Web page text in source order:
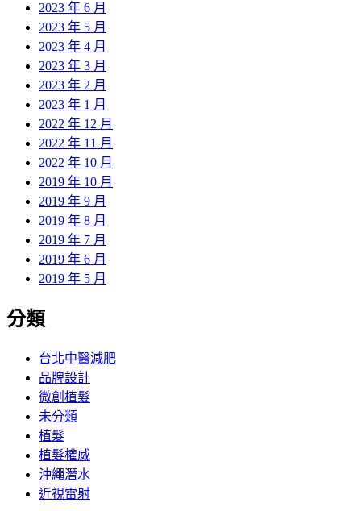
2023 年 6 月
2023 年 5 月
2023 年 4 月
2023 年 3 月
2023 年 2 月
2023 年 1 月
2022 年 12 月
2022 年 11 月
2022 年 10 月
2019 年 10 月
2019 年 9 月
2019 年 8 月
2019 年 7 月
2019 年 6 月
2019 年 5 月
分類
台北中醫減肥
品牌設計
微創植髮
未分類
植髮
植髮權威
沖繩潛水
近視雷射